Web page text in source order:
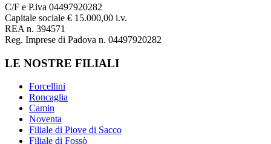
C/F e P.iva 04497920282
Capitale sociale € 15.000,00 i.v.
REA n. 394571
Reg. Imprese di Padova n. 04497920282
LE NOSTRE FILIALI
Forcellini
Roncaglia
Camin
Noventa
Filiale di Piove di Sacco
Filiale di Fossò